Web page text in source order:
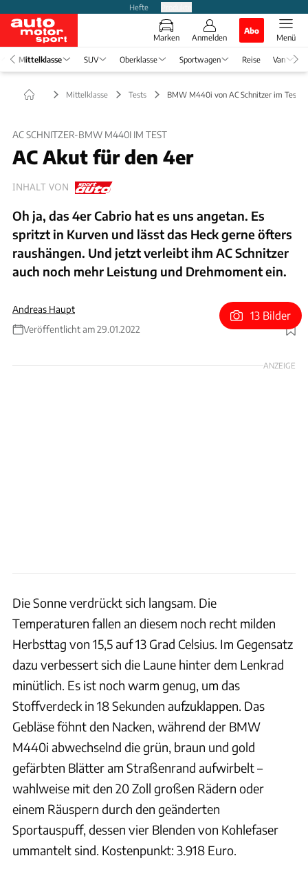
Hefte
Marken Anmelden
Abo
Menü
Mittelklasse SUV Oberklasse Sportwagen Reise Van
Mittelklasse Tests BMW M440i von AC Schnitzer im Test
AC SCHNITZER-BMW M440I IM TEST
AC Akut für den 4er
INHALT VON
Oh ja, das 4er Cabrio hat es uns angetan. Es
spritzt in Kurven und lässt das Heck gerne öfters
raushängen. Und jetzt verleibt ihm AC Schnitzer
auch noch mehr Leistung und Drehmoment ein.
Andreas Haupt
Veröffentlicht am 29.01.2022
Foto: Rossen Gargolov
13 Bilder
ANZEIGE
Die Sonne verdrückt sich langsam. Die
Temperaturen fallen an diesem noch recht milden
Herbsttag von 15,5 auf 13 Grad Celsius. Im Gegensatz
dazu verbessert sich die Laune hinter dem Lenkrad
minütlich. Es ist noch warm genug, um das
Stoffverdeck in 18 Sekunden aufzuklappen. Das
Gebläse föhnt den Nacken, während der BMW
M440i abwechselnd die grün, braun und gold
gefärbten Blätter am Straßenrand aufwirbelt –
wahlweise mit den 20 Zoll großen Rädern oder
einem Räuspern durch den geänderten
Sportauspuff, dessen vier Blenden von Kohlefaser
ummantelt sind. Kostenpunkt: 3.918 Euro.